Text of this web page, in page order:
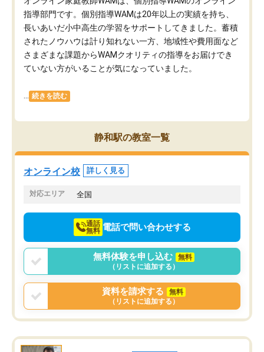
指導部門です。個別指導WAMは20年以上の実績を持ち、
長いあいだ小中高生の学習をサポートしてきました。蓄積
されたノウハウは計り知れない一方、地域性や費用面など
さまざまな課題からWAMクオリティの指導をお届けでき
ていない方がいることが気になっていました。
続きを読む
静和駅の教室一覧
オンライン校 詳しく見る
対応エリア 全国
通話
無料 電話で問い合わせする
無料体験を申し込む
無料
（リストに追加する）
資料を請求する
無料
（リストに追加する）